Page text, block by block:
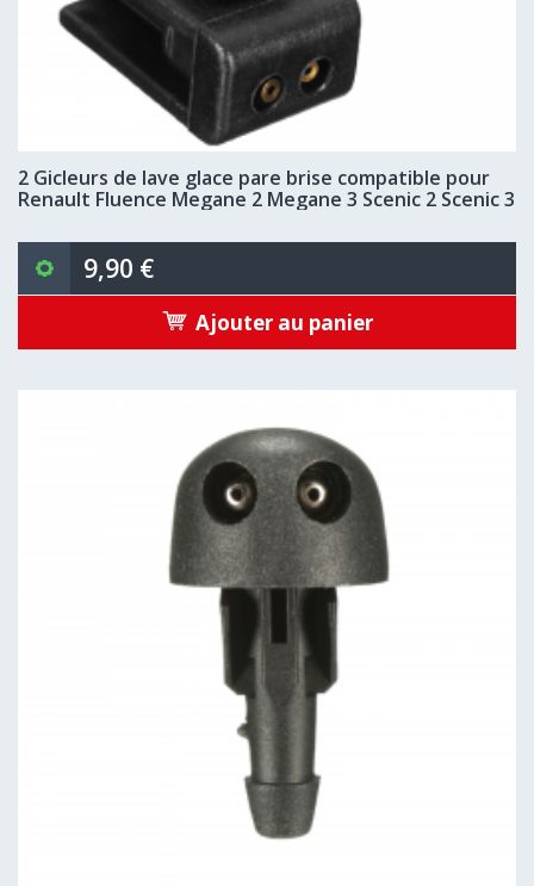
2 Gicleurs de lave glace pare brise compatible pour
Renault Fluence Megane 2 Megane 3 Scenic 2 Scenic 3
9,90 €
Ajouter au panier